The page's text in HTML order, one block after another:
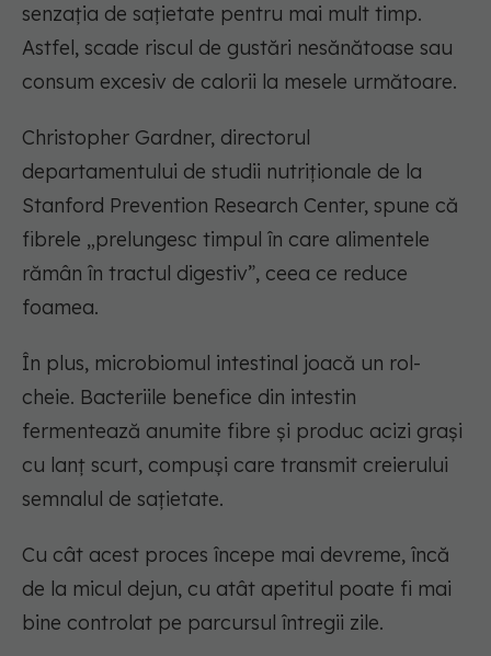
senzația de sațietate pentru mai mult timp.
Astfel, scade riscul de gustări nesănătoase sau
consum excesiv de calorii la mesele următoare.
Christopher Gardner, directorul
departamentului de studii nutriționale de la
Stanford Prevention Research Center, spune că
fibrele „prelungesc timpul în care alimentele
rămân în tractul digestiv”, ceea ce reduce
foamea.
În plus, microbiomul intestinal joacă un rol-
cheie. Bacteriile benefice din intestin
fermentează anumite fibre și produc acizi grași
cu lanț scurt, compuși care transmit creierului
semnalul de sațietate.
Cu cât acest proces începe mai devreme, încă
de la micul dejun, cu atât apetitul poate fi mai
bine controlat pe parcursul întregii zile.